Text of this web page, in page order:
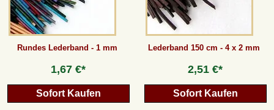
Rundes Lederband - 1 mm
1,67 €*
Sofort Kaufen
Lederband 150 cm - 4 x 2 mm
2,51 €*
Sofort Kaufen